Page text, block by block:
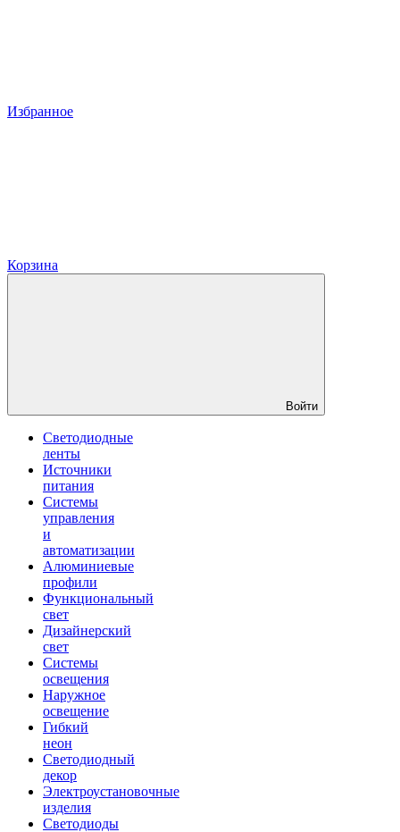
Избранное
Корзина
Войти
Светодиодные
ленты
Источники
питания
Системы
управления
и
автоматизации
Алюминиевые
профили
Функциональный
свет
Дизайнерский
свет
Системы
освещения
Наружное
освещение
Гибкий
неон
Светодиодный
декор
Электроустановочные
изделия
Светодиоды